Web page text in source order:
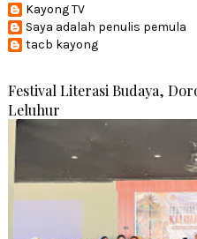
Kayong TV
Saya adalah penulis pemula
tacb kayong
Festival Literasi Budaya,
Leluhur